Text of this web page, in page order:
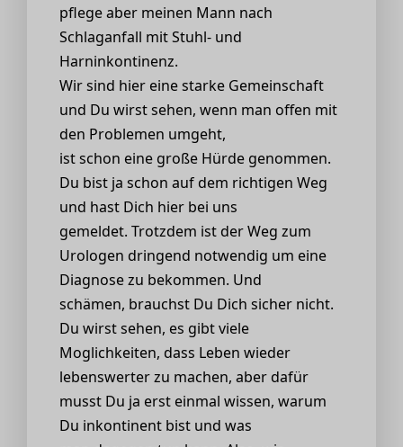
pflege aber meinen Mann nach
Schlaganfall mit Stuhl- und
Harninkontinenz.
Wir sind hier eine starke Gemeinschaft
und Du wirst sehen, wenn man offen mit
den Problemen umgeht,
ist schon eine große Hürde genommen.
Du bist ja schon auf dem richtigen Weg
und hast Dich hier bei uns
gemeldet. Trotzdem ist der Weg zum
Urologen dringend notwendig um eine
Diagnose zu bekommen. Und
schämen, brauchst Du Dich sicher nicht.
Du wirst sehen, es gibt viele
Moglichkeiten, dass Leben wieder
lebenswerter zu machen, aber dafür
musst Du ja erst einmal wissen, warum
Du inkontinent bist und was